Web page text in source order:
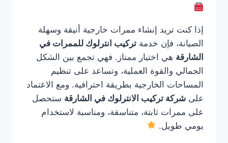
إذا كنت تريد إنشاء ممرات خارجية أنيقة وسهلة
الصيانة، فإن خدمة تركيب انترلوك للممرات في
الشارقة هي اختيار ممتاز. فهي تجمع بين الشكل
الجمالي والقوة العملية، وتساعد على تنظيم
المساحات الخارجية بطريقة احترافية. ومع الاعتماد
على شركة تركيب الانترلوك في الشارقة ستحصل
على ممرات ثابتة، متناسقة، ومناسبة لاستخدام
يومي طويل.